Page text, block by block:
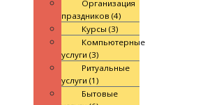
Организация
праздников (4)
Курсы (3)
Компьютерные
услуги (3)
Ритуальные
услуги (1)
Бытовые